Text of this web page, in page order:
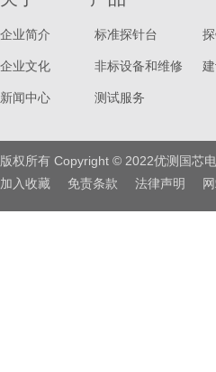
企业简介
企业文化
新闻中心
标准探针台
非标设备和维修
测试服务
版权所有 Copyright © 2022优测国芯
加入收藏
免责条款 法律声明